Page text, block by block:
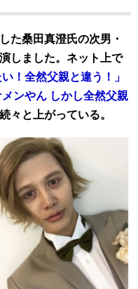
た桑田真澄氏の次男・
しました。ネット上で
！全然父親と違う！」
ンやん しかし全然父親
々と上がっている。